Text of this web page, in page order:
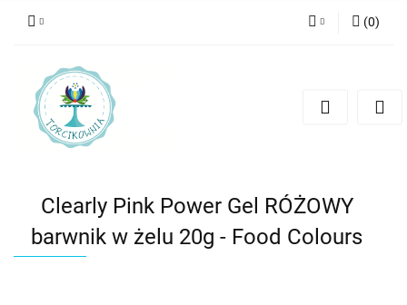
(0)
Clearly Pink Power Gel RÓŻOWY
barwnik w żelu 20g - Food Colours